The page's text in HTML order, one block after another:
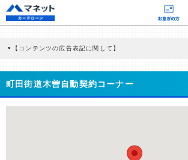
【コンテンツの広告表記に関して】
商品を根拠なくPRするものではなく、当編集部の調査／ユ
どに基づき、公平性を担保した情報提供を行っています。
>提携企業一覧
町田街道木曽自動契約コーナー